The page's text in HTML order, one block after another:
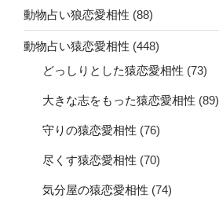
動物占い狼恋愛相性 (88)
動物占い猿恋愛相性 (448)
どっしりとした猿恋愛相性 (73)
大きな志をもった猿恋愛相性 (89)
守りの猿恋愛相性 (76)
尽くす猿恋愛相性 (70)
気分屋の猿恋愛相性 (74)